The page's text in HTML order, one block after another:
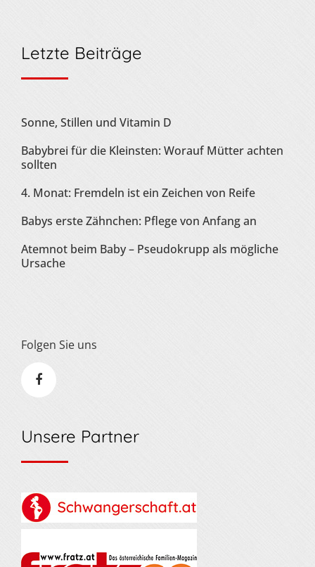
Letzte Beiträge
Sonne, Stillen und Vitamin D
Babybrei für die Kleinsten: Worauf Mütter achten
sollten
4. Monat: Fremdeln ist ein Zeichen von Reife
Babys erste Zähnchen: Pflege von Anfang an
Atemnot beim Baby – Pseudokrupp als mögliche
Ursache
Folgen Sie uns
Unsere Partner